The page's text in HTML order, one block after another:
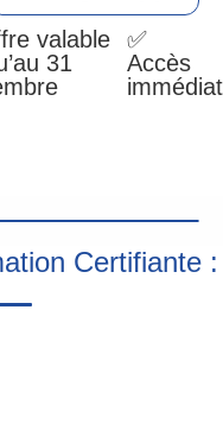
valable
31
✅
Accès
immédiat
Certifiante :